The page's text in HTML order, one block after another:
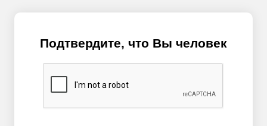
Подтвердите, что Вы человек